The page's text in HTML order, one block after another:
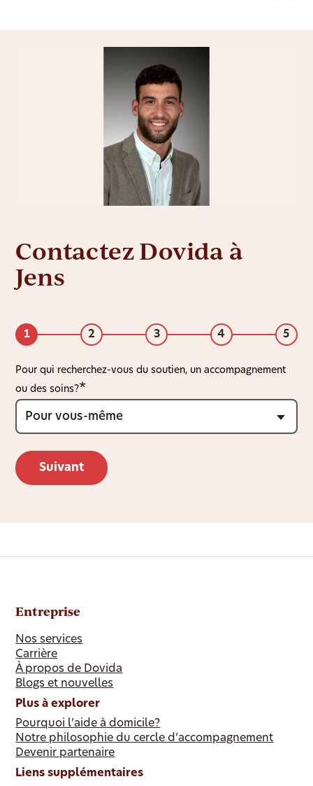
Contactez Dovida à
Jens
1 2 3 4 5
Pour qui recherchez-vous du soutien, un accompagnement
ou des soins?
Entreprise
Nos services
Carrière
À propos de Dovida
Blogs et nouvelles
Plus à explorer
Pourquoi l’aide à domicile?
Notre philosophie du cercle d’accompagnement
Devenir partenaire
Liens supplémentaires